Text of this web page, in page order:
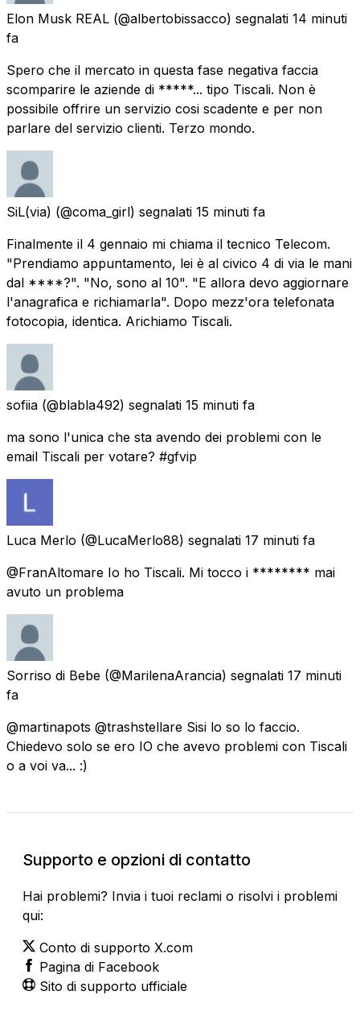
Elon Musk REAL (@albertobissacco) segnalati 14 minuti
fa
Spero che il mercato in questa fase negativa faccia
scomparire le aziende di *****... tipo Tiscali. Non è
possibile offrire un servizio cosi scadente e per non
parlare del servizio clienti. Terzo mondo.
SiL(via) (@coma_girl) segnalati 15 minuti fa
Finalmente il 4 gennaio mi chiama il tecnico Telecom.
"Prendiamo appuntamento, lei è al civico 4 di via le mani
dal ****?". "No, sono al 10". "E allora devo aggiornare
l'anagrafica e richiamarla". Dopo mezz'ora telefonata
fotocopia, identica. Arichiamo Tiscali.
sofiia (@blabla492) segnalati 15 minuti fa
ma sono l'unica che sta avendo dei problemi con le
email Tiscali per votare? #gfvip
Luca Merlo (@LucaMerlo88) segnalati 17 minuti fa
@FranAltomare Io ho Tiscali. Mi tocco i ******** mai
avuto un problema
Sorriso di Bebe (@MarilenaArancia) segnalati 17 minuti
fa
@martinapots @trashstellare Sisi lo so lo faccio.
Chiedevo solo se ero IO che avevo problemi con Tiscali
o a voi va... :)
Supporto e opzioni di contatto
Hai problemi? Invia i tuoi reclami o risolvi i problemi
qui:
Conto di supporto X.com
Pagina di Facebook
Sito di supporto ufficiale